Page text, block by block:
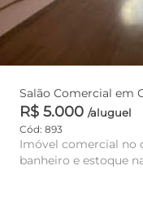
R$ 5.000 /aluguel
Cód: 893
Imóvel comercial no
banheiro e estoque